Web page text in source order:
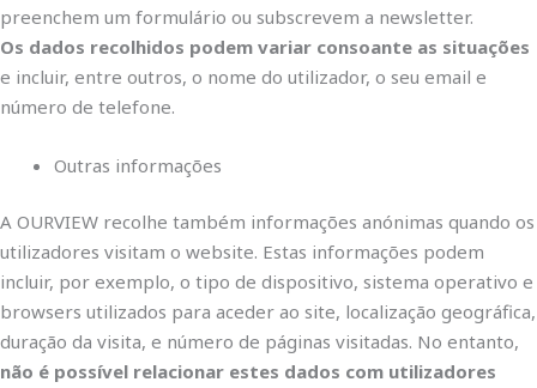
preenchem um formulário ou subscrevem a newsletter.
Os dados recolhidos podem variar consoante as situações
e incluir, entre outros, o nome do utilizador, o seu email e
número de telefone.
Outras informações
A OURVIEW recolhe também informações anónimas quando os
utilizadores visitam o website. Estas informações podem
incluir, por exemplo, o tipo de dispositivo, sistema operativo e
browsers utilizados para aceder ao site, localização geográfica,
duração da visita, e número de páginas visitadas. No entanto,
não é possível relacionar estes dados com utilizadores